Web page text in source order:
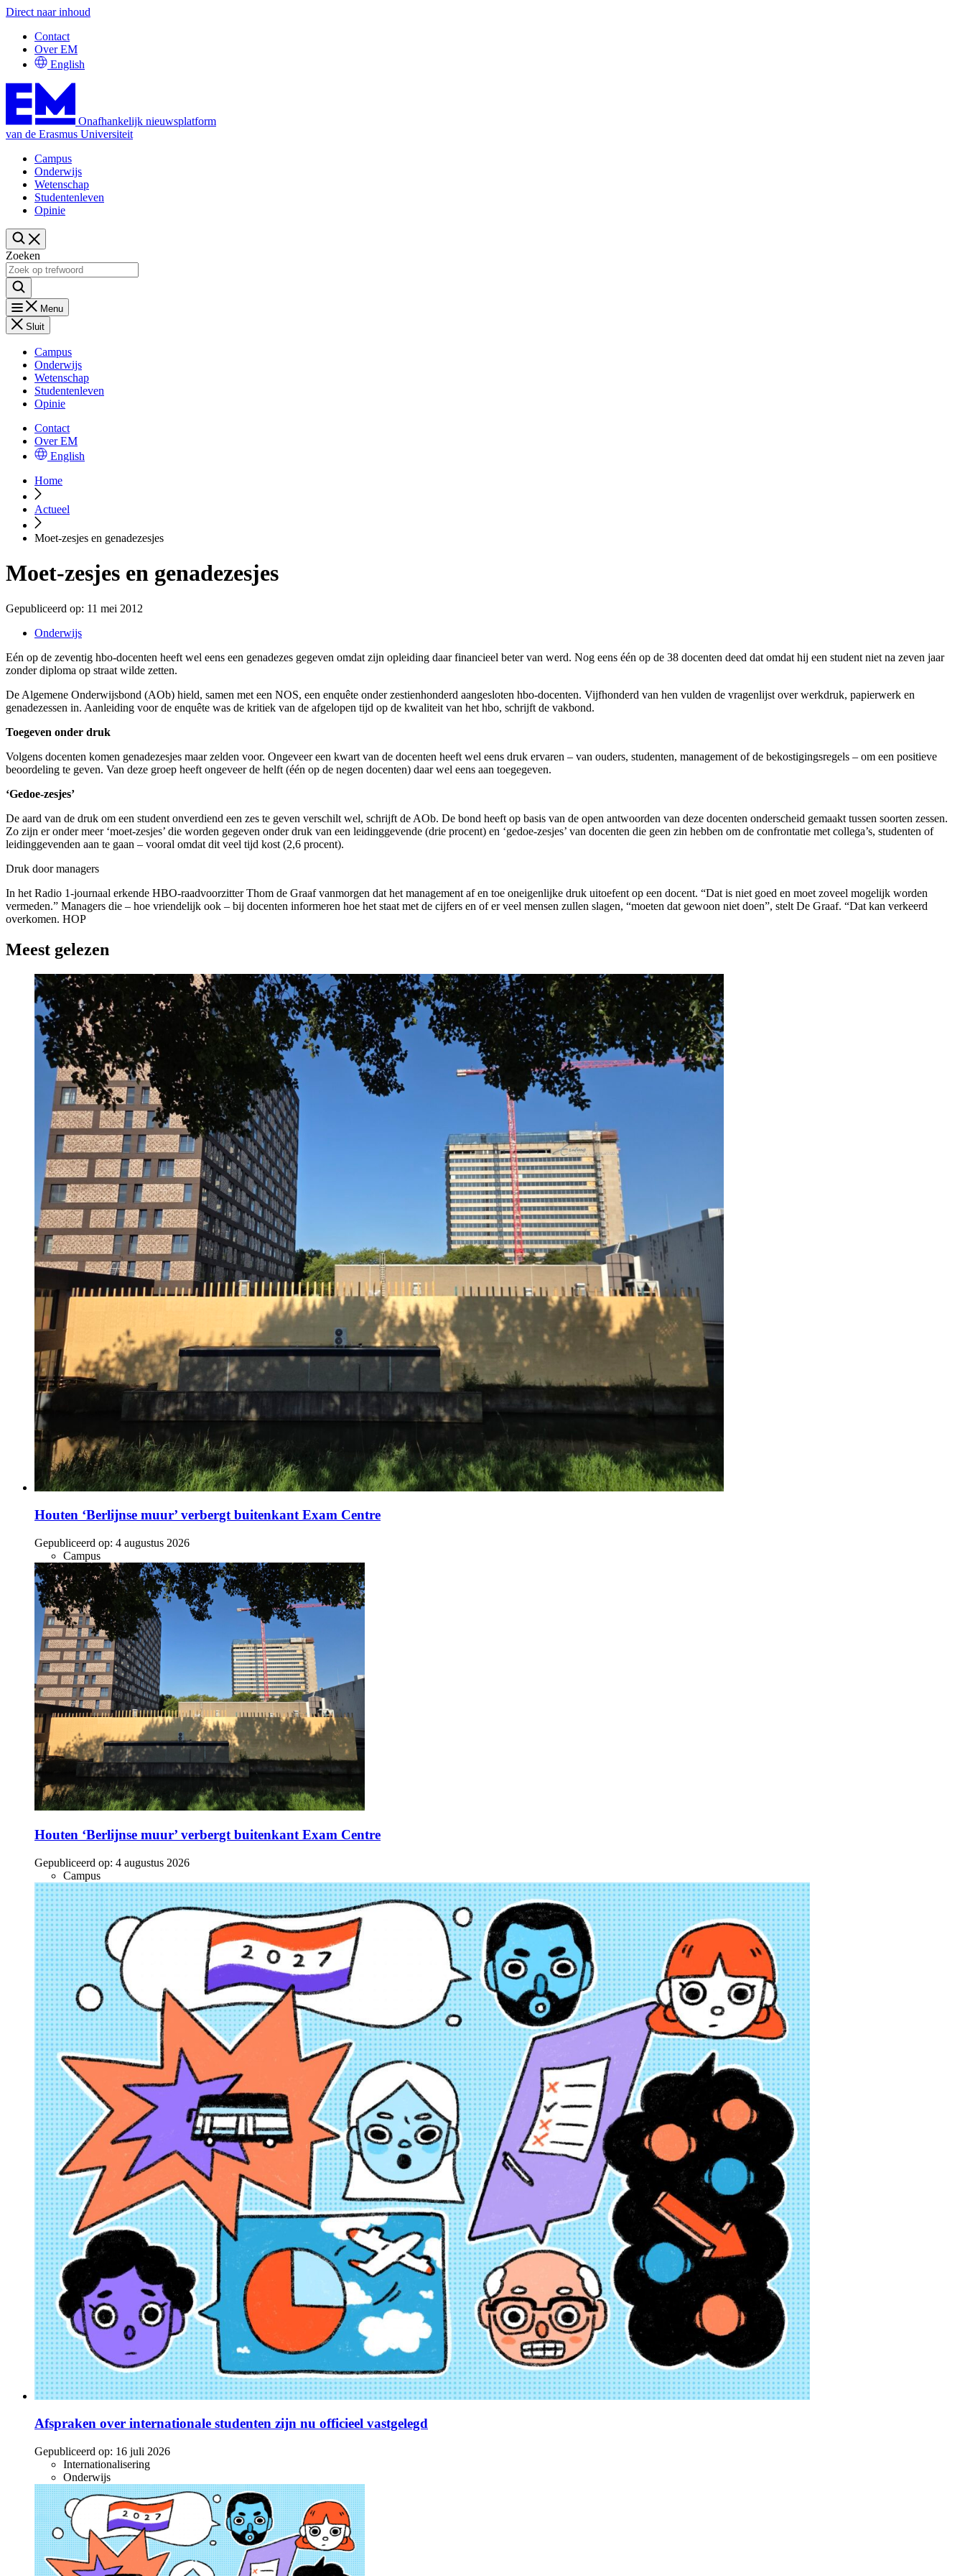
Direct naar inhoud
Contact
Over EM
English
Onafhankelijk nieuwsplatform
van de Erasmus Universiteit
Campus
Onderwijs
Wetenschap
Studentenleven
Opinie
Zoeken
Menu
Sluit
Campus
Onderwijs
Wetenschap
Studentenleven
Opinie
Contact
Over EM
English
Home
Actueel
Moet-zesjes en genadezesjes
Moet-zesjes en genadezesjes
Gepubliceerd op: 11 mei 2012
Onderwijs
Eén op de zeventig hbo-docenten heeft wel eens een genadezes gegeven omdat zijn opleiding daar financieel beter van werd. Nog eens één op de 38 docenten deed dat omdat hij een student niet na zeven jaar
zonder diploma op straat wilde zetten.
De Algemene Onderwijsbond (AOb) hield, samen met een NOS, een enquête onder zestienhonderd aangesloten hbo-docenten. Vijfhonderd van hen vulden de vragenlijst over werkdruk, papierwerk en
genadezessen in. Aanleiding voor de enquête was de kritiek van de afgelopen tijd op de kwaliteit van het hbo, schrijft de vakbond.
Toegeven onder druk
Volgens docenten komen genadezesjes maar zelden voor. Ongeveer een kwart van de docenten heeft wel eens druk ervaren – van ouders, studenten, management of de bekostigingsregels – om een positieve
beoordeling te geven. Van deze groep heeft ongeveer de helft (één op de negen docenten) daar wel eens aan toegegeven.
‘Gedoe-zesjes’
De aard van de druk om een student onverdiend een zes te geven verschilt wel, schrijft de AOb. De bond heeft op basis van de open antwoorden van deze docenten onderscheid gemaakt tussen soorten zessen.
Zo zijn er onder meer ‘moet-zesjes’ die worden gegeven onder druk van een leidinggevende (drie procent) en ‘gedoe-zesjes’ van docenten die geen zin hebben om de confrontatie met collega’s, studenten of
leidinggevenden aan te gaan – vooral omdat dit veel tijd kost (2,6 procent).
Druk door managers
In het Radio 1-journaal erkende HBO-raadvoorzitter Thom de Graaf vanmorgen dat het management af en toe oneigenlijke druk uitoefent op een docent. “Dat is niet goed en moet zoveel mogelijk worden
vermeden.” Managers die – hoe vriendelijk ook – bij docenten informeren hoe het staat met de cijfers en of er veel mensen zullen slagen, “moeten dat gewoon niet doen”, stelt De Graaf. “Dat kan verkeerd
overkomen. HOP
Meest gelezen
Houten ‘Berlijnse muur’ verbergt buitenkant Exam Centre
Gepubliceerd op: 4 augustus 2026
Campus
Houten ‘Berlijnse muur’ verbergt buitenkant Exam Centre
Gepubliceerd op: 4 augustus 2026
Campus
Afspraken over internationale studenten zijn nu officieel vastgelegd
Gepubliceerd op: 16 juli 2026
Internationalisering
Onderwijs